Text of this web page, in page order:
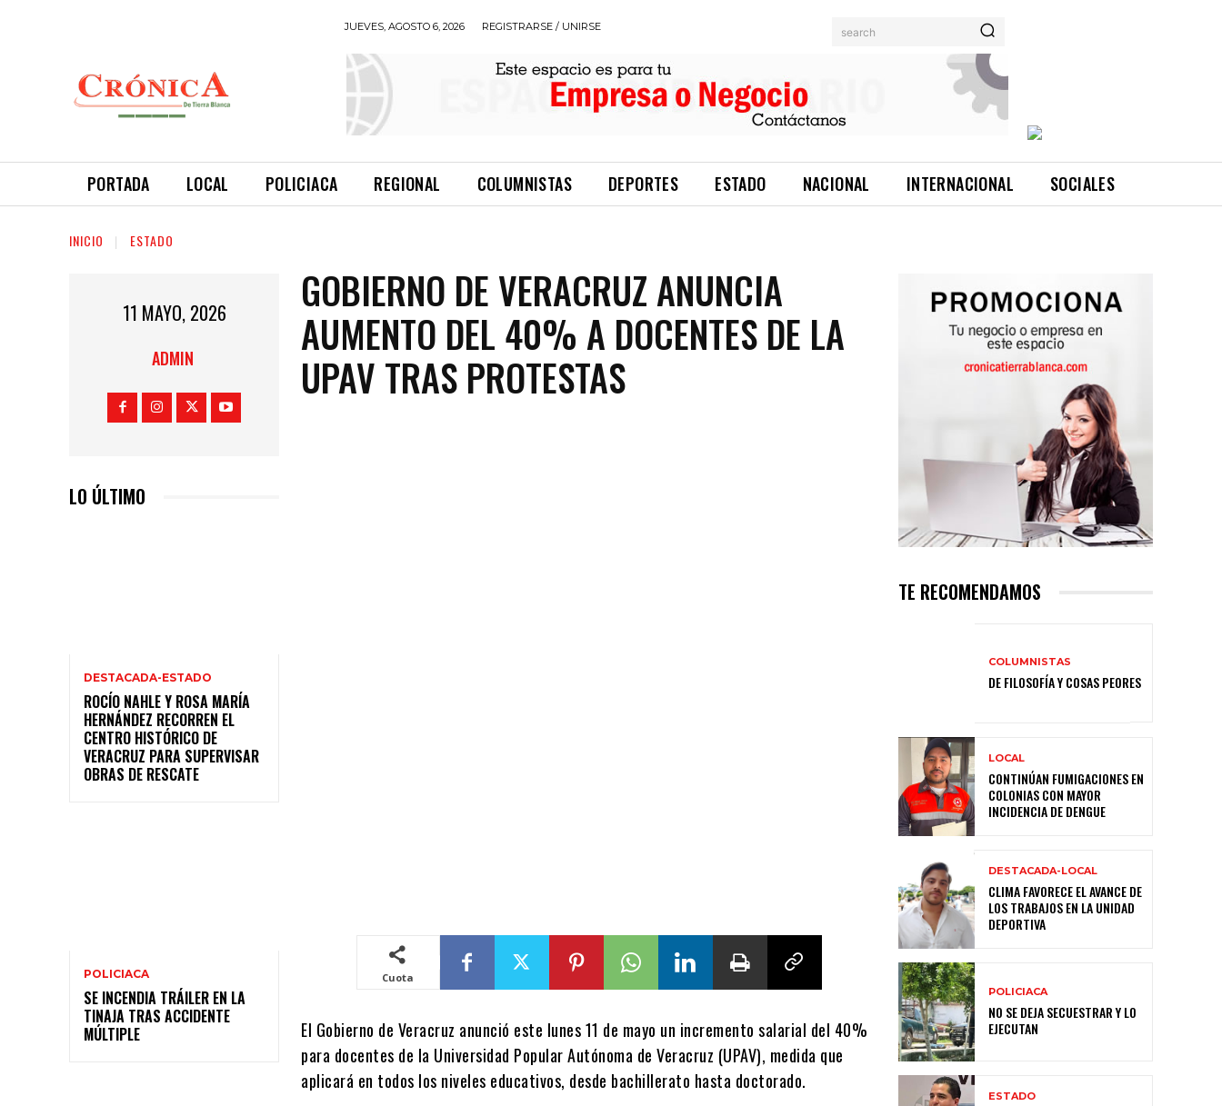
JUEVES, AGOSTO 6, 2026 REGISTRARSE / UNIRSE search
PORTADA LOCAL POLICIACA REGIONAL COLUMNISTAS DEPORTES ESTADO NACIONAL INTERNACIONAL SOCIALES
INICIO ESTADO
11 MAYO, 2026
ADMIN
LO ÚLTIMO
DESTACADA-ESTADO
ROCÍO NAHLE Y ROSA MARÍA
HERNÁNDEZ RECORREN EL
CENTRO HISTÓRICO DE
VERACRUZ PARA SUPERVISAR
OBRAS DE RESCATE
POLICIACA
SE INCENDIA TRÁILER EN LA
TINAJA TRAS ACCIDENTE
MÚLTIPLE
GOBIERNO DE VERACRUZ ANUNCIA
AUMENTO DEL 40% A DOCENTES DE LA
UPAV TRAS PROTESTAS
Cuota
El Gobierno de Veracruz anunció este lunes 11 de mayo un incremento salarial del 40%
para docentes de la Universidad Popular Autónoma de Veracruz (UPAV), medida que
aplicará en todos los niveles educativos, desde bachillerato hasta doctorado.
TE RECOMENDAMOS
COLUMNISTAS
DE FILOSOFÍA Y COSAS PEORES
LOCAL
CONTINÚAN FUMIGACIONES EN
COLONIAS CON MAYOR
INCIDENCIA DE DENGUE
DESTACADA-LOCAL
CLIMA FAVORECE EL AVANCE DE
LOS TRABAJOS EN LA UNIDAD
DEPORTIVA
POLICIACA
NO SE DEJA SECUESTRAR Y LO
EJECUTAN
ESTADO